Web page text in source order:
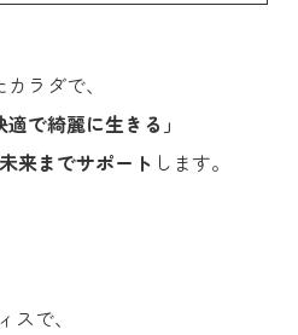
ラダで、
で綺麗に生きる」
来までサポート します。
で、